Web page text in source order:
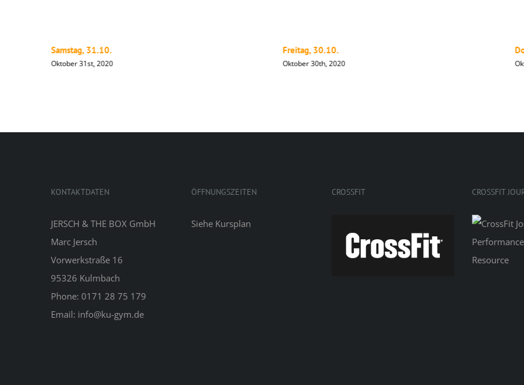
Samstag, 31.10.
Oktober 31st, 2020
Freitag, 30.10.
Oktober 30th, 2020
KONTAKTDATEN
JERSCH & THE BOX GmbH
Marc Jersch
Vorwerkstraße 16
95326 Kulmbach
Phone: 0171 28 75 179
Email: info@ku-gym.de
ÖFFNUNGSZEITEN
Siehe Kursplan
CROSSFIT CROSSFIT